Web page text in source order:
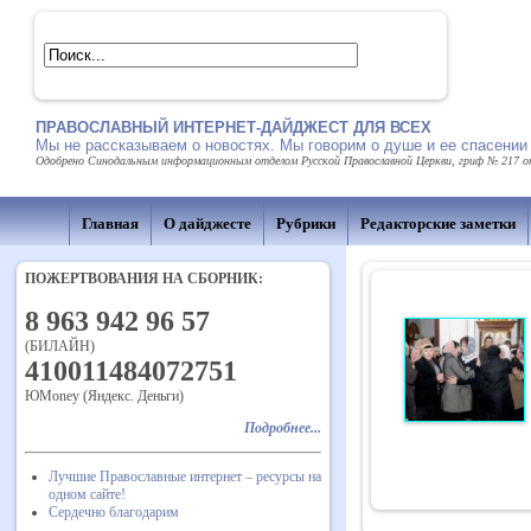
ПРАВОСЛАВНЫЙ ИНТЕРНЕТ-ДАЙДЖЕСТ ДЛЯ ВСЕХ
Мы не рассказываем о новостях. Мы говорим о душе и ее спасении
Одобрено Синодальным информационным отделом Русской Православной Церкви, гриф № 217
Главная О дайджесте Рубрики Редакторские заметки
ПОЖЕРТВОВАНИЯ НА СБОРНИК:
8 963 942 96 57
(БИЛАЙН)
410011484072751
ЮMoney (Яндекс. Деньги)
Подробнее...
Лучшие Православные интернет – ресурсы на
одном сайте!
Сердечно благодарим